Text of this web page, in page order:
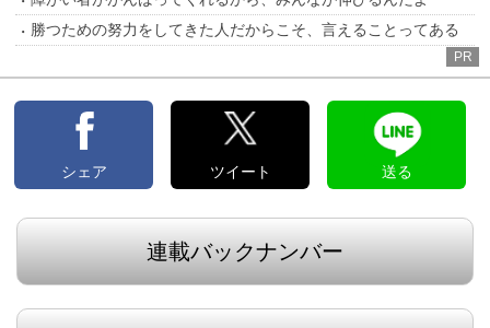
勝つための努力をしてきた人だからこそ、言えることってある
PR
シェア ツイート 送る
連載バックナンバー